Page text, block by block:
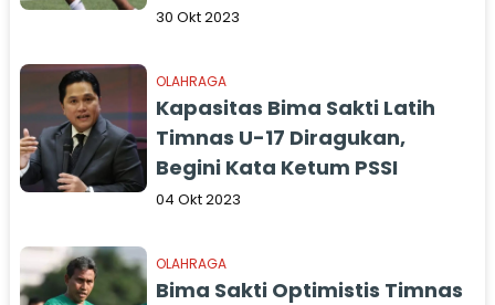
30 Okt 2023
OLAHRAGA
Kapasitas Bima Sakti Latih
Timnas U-17 Diragukan,
Begini Kata Ketum PSSI
04 Okt 2023
OLAHRAGA
Bima Sakti Optimistis Timnas